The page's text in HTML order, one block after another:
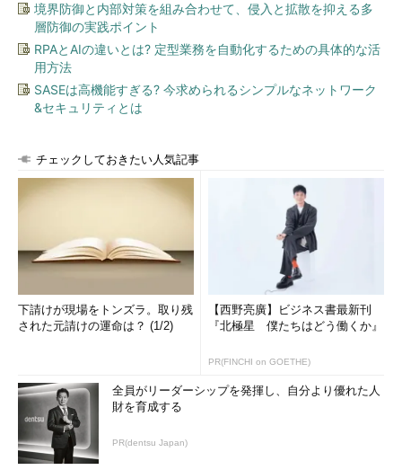
境界防御と内部対策を組み合わせて、侵入と拡散を抑える多
層防御の実践ポイント
RPAとAIの違いとは? 定型業務を自動化するための具体的な活
用方法
SASEは高機能すぎる? 今求められるシンプルなネットワーク
&セキュリティとは
チェックしておきたい人気記事
下請けが現場をトンズラ。取り残
された元請けの運命は？ (1/2)
【西野亮廣】ビジネス書最新刊
『北極星 僕たちはどう働くか』
PR(FINCHI on GOETHE)
全員がリーダーシップを発揮し、自分より優れた人
財を育成する
PR(dentsu Japan)